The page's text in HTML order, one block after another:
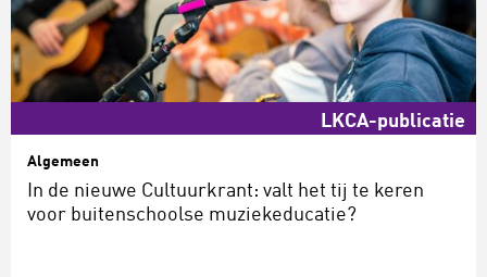
LKCA-publicatie
Algemeen
In de nieuwe Cultuurkrant: valt het tij te keren
voor buitenschoolse muziekeducatie?